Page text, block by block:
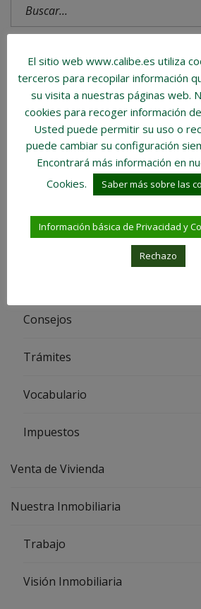
Entradas recientes
LA NECESIDAD DE VIVIENDA
LA IMPORTANCIA DE LA
HOGAR.
PROS Y CONTRAS DEL ALQUILER
Categorías del BLOG
Consejos
Trámites
Vocabulario
Impuestos
Venta de Vivienda
Nuestra Inmobiliaria
Trabajo
Visión Inmobiliaria
El sitio web www.calibe.es utiliza
terceros para recopilar información
su visita a nuestras páginas web.
cookies para recoger información
Usted puede permitir su uso o
puede cambiar su configuración
Encontrará más información en
Cookies.
Saber más sobre las
Información básica de Privacidad y
Rechazo